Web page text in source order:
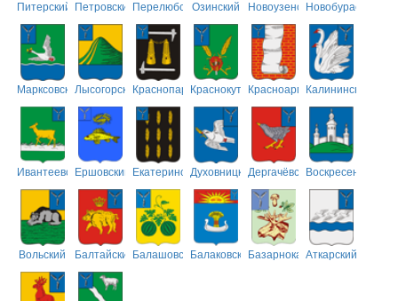
Питерский ПетровскийПерелюбскийОзинский НовоузенскийНовобурасский
МарксовскийЛысогорскийКраснопартизанский
КраснокутскийКрасноармейский
Калининский
ИвантеевскийЕршовский ЕкатериновскийДуховницкийДергачёвскийВоскресенский
Вольский БалтайскийБалашовскийБалаковскийБазарнокарабулакский
Аткарский